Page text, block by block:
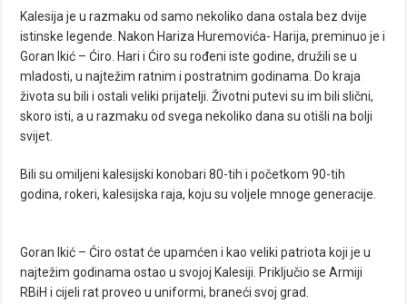
Kalesija je u razmaku od samo nekoliko dana ostala bez dvije
istinske legende. Nakon Hariza Huremovića- Harija, preminuo je i
Goran Ikić – Ćiro. Hari i Ćiro su rođeni iste godine, družili se u
mladosti, u najtežim ratnim i postratnim godinama. Do kraja
života su bili i ostali veliki prijatelji. Životni putevi su im bili slični,
skoro isti, a u razmaku od svega nekoliko dana su otišli na bolji
svijet.
Bili su omiljeni kalesijski konobari 80-tih i početkom 90-tih
godina, rokeri, kalesijska raja, koju su voljele mnoge generacije.
Goran Ikić – Ćiro ostat će upamćen i kao veliki patriota koji je u
najtežim godinama ostao u svojoj Kalesiji. Priključio se Armiji
RBiH i cijeli rat proveo u uniformi, braneći svoj grad.